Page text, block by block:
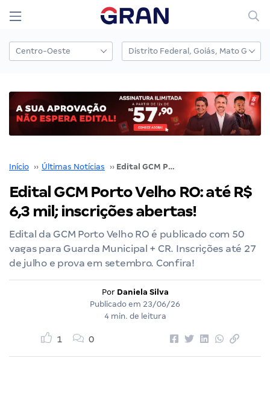
Início ›› Últimas Notícias ›› Edital GCM Porto Velho RO: até R$ 6,3 mil; inscrições abertas!
Edital GCM Porto Velho RO: até R$
6,3 mil; inscrições abertas!
Edital da GCM Porto Velho RO é publicado com 50
vagas para Guarda Municipal + CR. Inscrições até 27
de julho e prova em setembro. Confira!
Por Daniela Silva
Publicado em 23/06/26
4 min. de leitura
1 0